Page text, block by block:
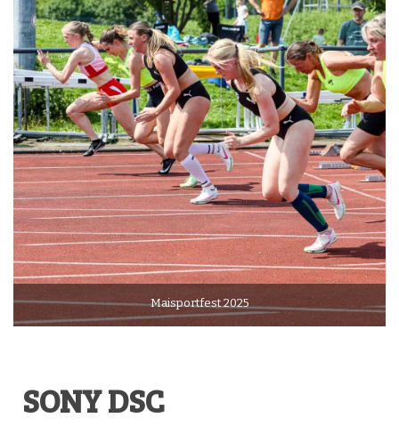
Maisportfest 2025
SONY DSC